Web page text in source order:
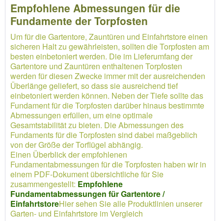
Empfohlene Abmessungen für die
Fundamente der Torpfosten
Um für die Gartentore, Zauntüren und Einfahrtstore einen
sicheren Halt zu gewährleisten, sollten die Torpfosten am
besten einbetoniert werden. Die im Lieferumfang der
Gartentore und Zauntüren enthaltenen Torpfosten
werden für diesen Zwecke immer mit der ausreichenden
Überlänge geliefert, so dass sie ausreichend tief
einbetoniert werden können. Neben der Tiefe sollte das
Fundament für die Torpfosten darüber hinaus bestimmte
Abmessungen erfüllen, um eine optimale
Gesamtstabilität zu bieten. Die Abmessungen des
Fundaments für die Torpfosten sind dabei maßgeblich
von der Größe der Torflügel abhängig.
Einen Überblick der empfohlenen
Fundamentabmessungen für die Torpfosten haben wir in
einem PDF-Dokument übersichtliche für Sie
zusammengestellt: Empfohlene
Fundamentabmessungen für Gartentore /
EinfahrtstoreHier sehen Sie alle Produktlinien unserer
Garten- und Einfahrtstore im Vergleich